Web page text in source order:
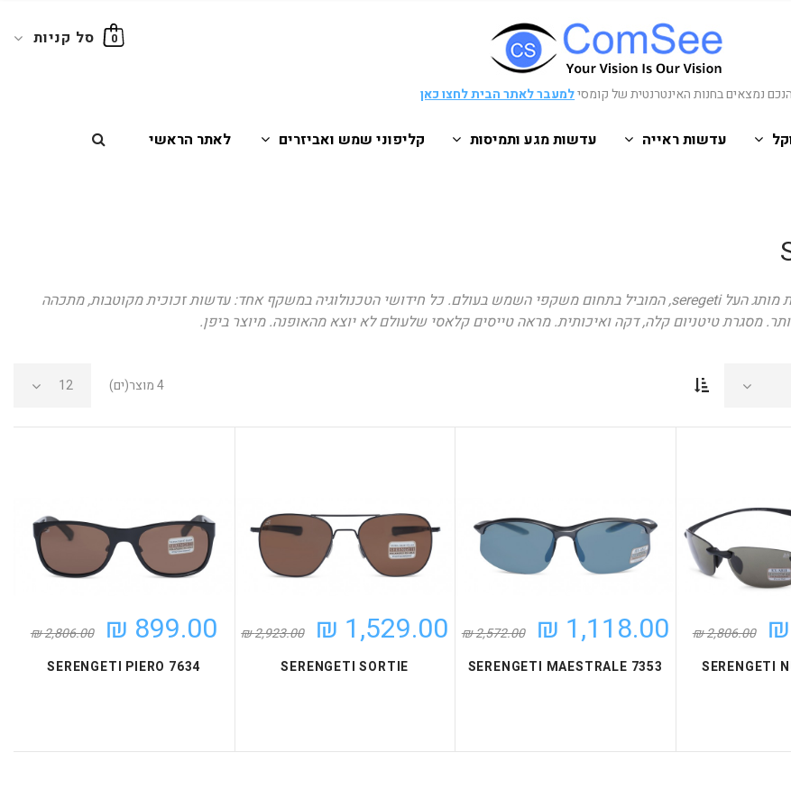
הנכם נמצאים בחנות האינטרנטית של קומסילמעבר לאתר הבית לחצו כאן
0 סל קניות
עדשות ראייה עדשות מגע ותמיסות קליפוני שמש ואביזרים לאתר הראשי
משקפי שמש מבית מותג העל seregeti, המוביל בתחום משקפי השמש בעולם. כל חידושי הטכנולוגיה במשקף אחד: עדשות זכוכית מקוטבות, מתכהה
מסגרת טיטניום קלה, דקה ואיכותית. מראה טייסים קלאסי שלעולם לא יוצא מהאופנה. מיוצר ביפן.
4 מוצר(ים) 12
2,806.00 ₪
SERENGETI
1,118.00 ₪
2,572.00 ₪
SERENGETI MAESTRALE 7353
1,529.00 ₪
2,923.00 ₪
SERENGETI SORTIE
899.00 ₪
2,806.00 ₪
SERENGETI PIERO 7634